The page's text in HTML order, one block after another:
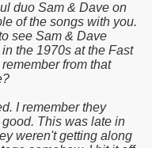
duo Sam & Dave on
of the songs with you.
see Sam & Dave
the 1970s at the Fast
from that
I remember they
This was late in
weren't getting along